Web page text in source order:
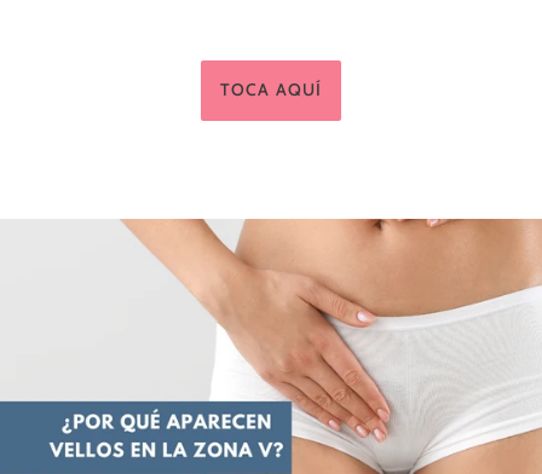
TOCA AQUÍ